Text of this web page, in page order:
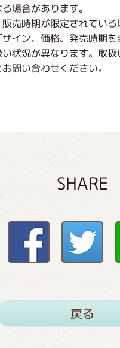
場合があります。
売時期が限定されてい
イン、価格、発売時期
状況が異なります。取
問い合わせください。
SHARE
戻る